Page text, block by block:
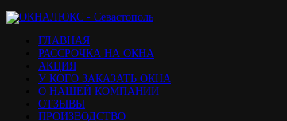
ГЛАВНАЯ
РАССРОЧКА НА ОКНА
АКЦИЯ
У КОГО ЗАКАЗАТЬ ОКНА
О НАШЕЙ КОМПАНИИ
ОТЗЫВЫ
ПРОИЗВОДСТВО